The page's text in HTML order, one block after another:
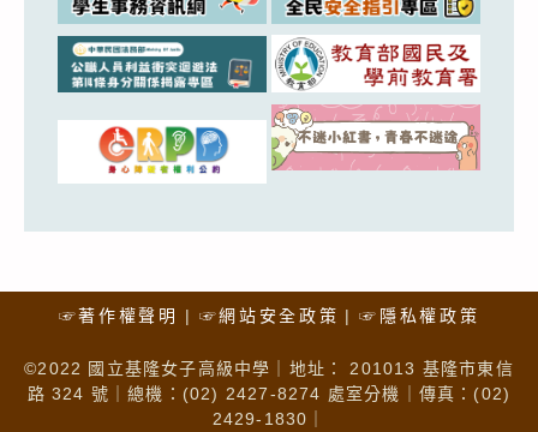
☞著作權聲明 ☞網站安全政策 ☞隱私權政策
©2022 國立基隆女子高級中學｜地址： 201013 基隆市東信
路 324 號｜總機：(02) 2427-8274 處室分機｜傳真：(02)
2429-1830｜